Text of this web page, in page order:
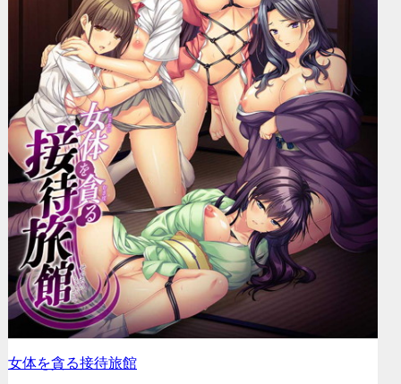
女体を貪る接待旅館